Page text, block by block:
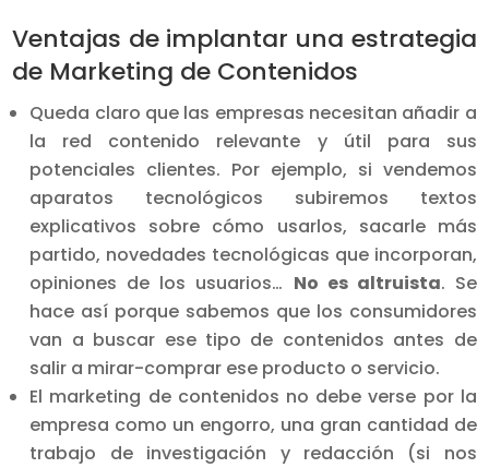
Ventajas de implantar una estrategia
de Marketing de Contenidos
Queda claro que las empresas necesitan añadir a
la red contenido relevante y útil para sus
potenciales clientes. Por ejemplo, si vendemos
aparatos tecnológicos subiremos textos
explicativos sobre cómo usarlos, sacarle más
partido, novedades tecnológicas que incorporan,
opiniones de los usuarios… No es altruista. Se
hace así porque sabemos que los consumidores
van a buscar ese tipo de contenidos antes de
salir a mirar-comprar ese producto o servicio.
El marketing de contenidos no debe verse por la
empresa como un engorro, una gran cantidad de
trabajo de investigación y redacción (si nos